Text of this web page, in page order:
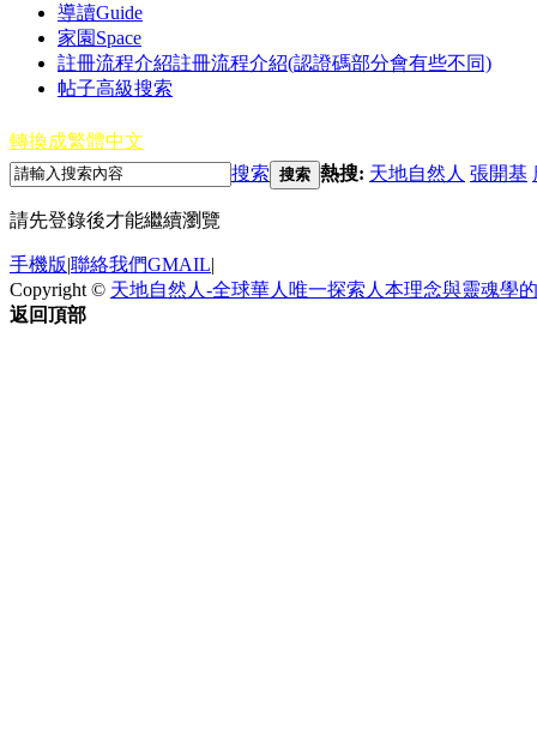
導讀Guide
家園 Space
註冊流程介紹註冊流程介紹(認證碼部分會有些不同)
帖子高級搜索
轉換成繁體中文
搜索 搜索 熱搜: 天地自然人 張開基
請先登錄後才能繼續瀏覽
手機版|聯絡我們GMAIL|
Copyright © 天地自然人-全球華人唯一探索人本理念與靈魂學
返回頂部